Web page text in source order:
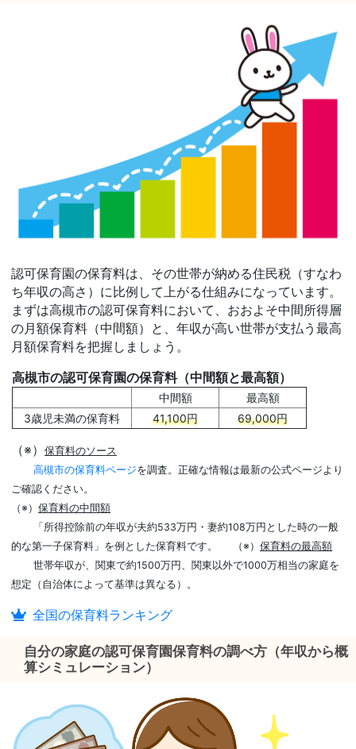
認可保育園の保育料は、その世帯が納める住民税（すなわ
ち年収の高さ）に比例して上がる仕組みになっています。
まずは高槻市の認可保育料において、おおよそ中間所得層
の月額保育料（中間額）と、年収が高い世帯が支払う最高
月額保育料を把握しましょう。
高槻市の認可保育園の保育料（中間額と最高額）
中間額
最高額
3歳児未満の保育料
41,100円 69,000円
（※）
保育料のソース
高槻市の保育料ページを調査。正確な情報は最新の公式ページより
ご確認ください。
（※） 保育料の中間額
「所得控除前の年収が夫約533万円・妻約108万円とした時の一般
的な第一子保育料」を例とした保育料です。
（※） 保育料の最高額
世帯年収が、関東で約1500万円、関東以外で1000万相当の家庭を
想定（自治体によって基準は異なる）。
全国の保育料ランキング
自分の家庭の認可保育園保育料の調べ方（年収から概
算シミュレーション）